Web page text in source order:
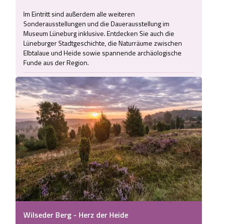
Im Eintritt sind außerdem alle weiteren
Sonderausstellungen und die Dauerausstellung im
Museum Lüneburg inklusive. Entdecken Sie auch die
Lüneburger Stadtgeschichte, die Naturräume zwischen
Elbtalaue und Heide sowie spannende archäologische
Funde aus der Region.
Wilseder Berg - Herz der Heide